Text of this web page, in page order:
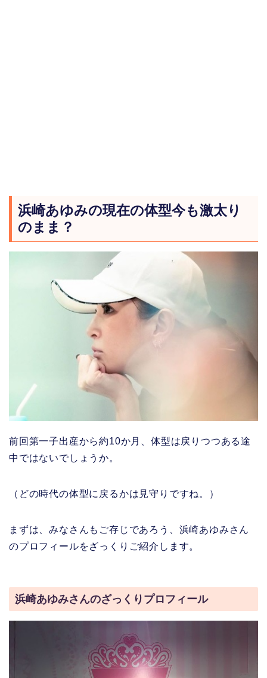
浜崎あゆみの現在の体型今も激太り
のまま？
前回第一子出産から約10か月、体型は戻りつつある途
中ではないでしょうか。
（どの時代の体型に戻るかは見守りですね。）
まずは、みなさんもご存じであろう、浜崎あゆみさん
のプロフィールをざっくりご紹介します。
浜崎あゆみさんのざっくりプロフィール